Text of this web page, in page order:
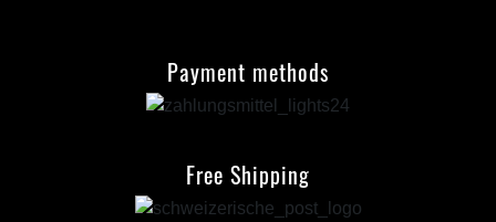
Payment methods
Free Shipping